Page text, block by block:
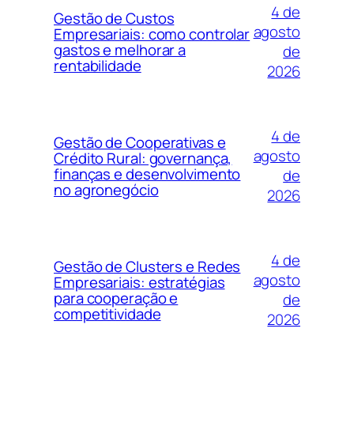
Gestão de Custos
Empresariais: como controlar
gastos e melhorar a
rentabilidade
4 de
agosto
de
2026
Gestão de Cooperativas e
Crédito Rural: governança,
finanças e desenvolvimento
no agronegócio
4 de
agosto
de
2026
Gestão de Clusters e Redes
Empresariais: estratégias
para cooperação e
competitividade
4 de
agosto
de
2026